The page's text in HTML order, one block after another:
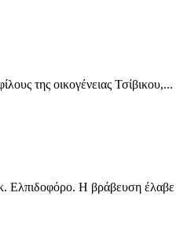
της οικογένειας Τσίβικου,...
Ελπιδοφόρο. Η βράβευση έλαβε